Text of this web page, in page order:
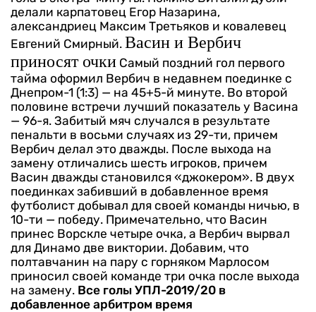
делали карпатовец Егор Назарина,
александриец Максим Третьяков и ковалевец
Евгений Смирный. Васин и Вербич
приносят очки Самый поздний гол первого
тайма оформил Вербич в недавнем поединке с
Днепром-1 (1:3) — на 45+5-й минуте. Во второй
половине встречи лучший показатель у Васина
— 96-я. Забитый мяч случался в результате
пенальти в восьми случаях из 29-ти, причем
Вербич делал это дважды. После выхода на
замену отличались шесть игроков, причем
Васин дважды становился «джокером». В двух
поединках забивший в добавленное время
футболист добывал для своей команды ничью, в
10-ти — победу. Примечательно, что Васин
принес Ворскле четыре очка, а Вербич вырвал
для Динамо две виктории. Добавим, что
полтавчанин на пару с горняком Марлосом
приносил своей команде три очка после выхода
на замену. Все голы УПЛ-2019/20 в
добавленное арбитром время